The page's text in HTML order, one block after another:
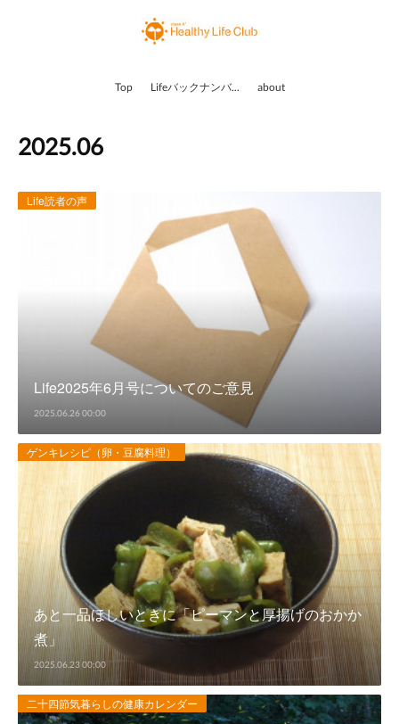
Top Lifeバックナンバー about
2025.06
Life読者の声
Life2025年6月号についてのご意見
2025.06.26 00:00
ゲンキレシピ（卵・豆腐料理）
あと一品ほしいときに「ピーマンと厚揚げのおかか
煮」
2025.06.23 00:00
二十四節気暮らしの健康カレンダー